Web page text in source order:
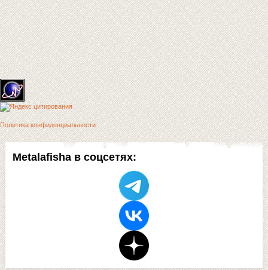
Metalafisha в соцсетях:
Политика конфиденциальности